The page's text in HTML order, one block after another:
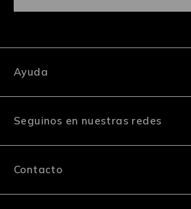
Ayuda
Seguinos en nuestras redes
Contacto